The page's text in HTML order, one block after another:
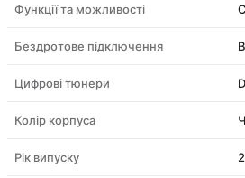
Функції та можливості
Бездротове підключення
Цифрові тюнери
Колір корпуса
Рік випуску